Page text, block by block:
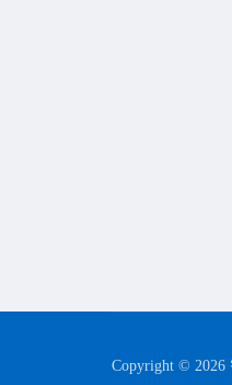
Copyright © 2026